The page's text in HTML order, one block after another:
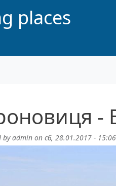
places
-
byadmin on сб, 28.01.2017 - 15:06